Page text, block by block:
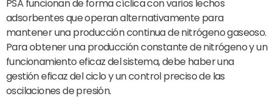
PSA funcionan de forma cíclica con varios lechos
adsorbentes que operan alternativamente para
mantener una producción continua de nitrógeno gaseoso.
Para obtener una producción constante de nitrógeno y un
funcionamiento eficaz del sistema, debe haber una
gestión eficaz del ciclo y un control preciso de las
oscilaciones de presión.